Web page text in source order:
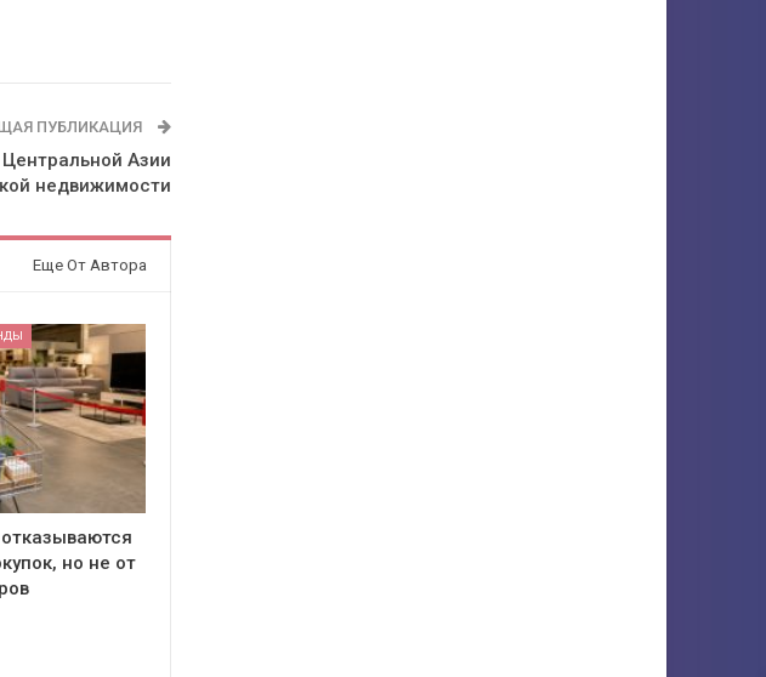
ПУБЛИКАЦИЯ
Азии
недвижимости
Еще От Автора
но не от